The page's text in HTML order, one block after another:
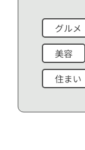
グルメ
美容
住まい